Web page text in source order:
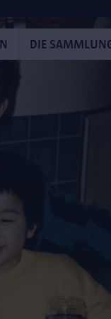
DIE